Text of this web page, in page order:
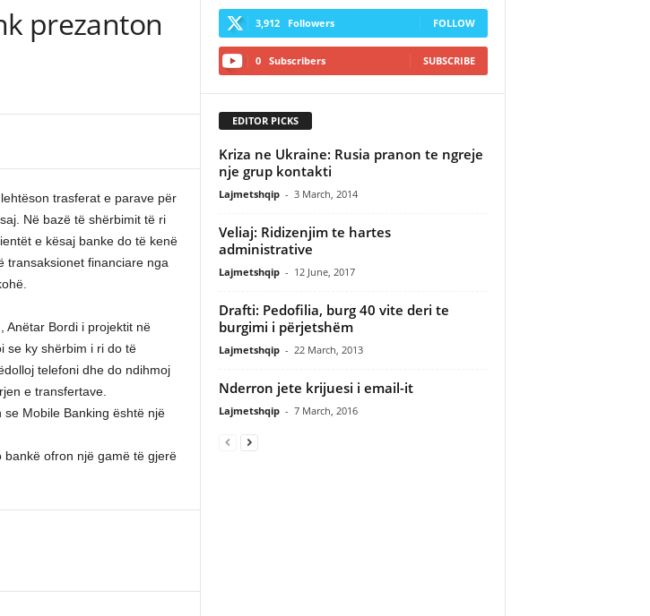
prezanton
lehtëson trasferat e parave për
Në bazë të shërbimit të ri
e kësaj banke do të kenë
transaksionet financiare nga
Anëtar Bordi i projektit në
se ky shërbim i ri do të
telefoni dhe do ndihmoj
e transfertave.
Mobile Banking është një
bankë ofron një gamë të gjerë
3,912 Followers FOLLOW
0 Subscribers SUBSCRIBE
EDITOR PICKS
Kriza ne Ukraine: Rusia pranon te ngreje
nje grup kontakti
Lajmetshqip - 3 March, 2014
Veliaj: Ridizenjim te hartes
administrative
Lajmetshqip - 12 June, 2017
Drafti: Pedofilia, burg 40 vite deri te
burgimi i përjetshëm
Lajmetshqip - 22 March, 2013
Nderron jete krijuesi i email-it
Lajmetshqip - 7 March, 2016